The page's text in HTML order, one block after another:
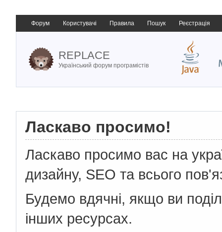
Форум Користувачі Правила Пошук Реєстрація
REPLACE
Український форум програмістів
Ласкаво просимо!
Ласкаво просимо вас на
дизайну, SEO та всього
Будемо вдячні, якщо ви
інших ресурсах.